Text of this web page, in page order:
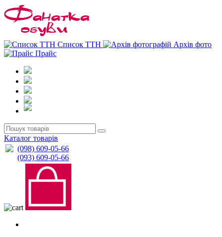
Список ТТН
Архів фото
Прайс
Каталог товарів
(098) 609-05-66
(093) 609-05-66